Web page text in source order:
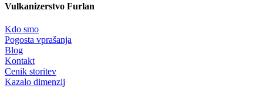
Vulkanizerstvo Furlan
Kdo smo
Pogosta vprašanja
Blog
Kontakt
Cenik storitev
Kazalo dimenzij